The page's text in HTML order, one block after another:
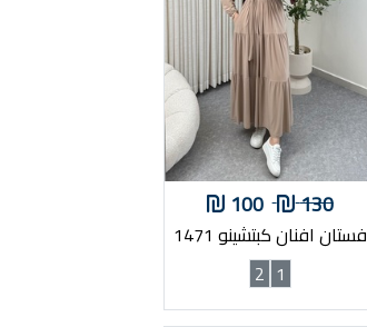
130
100
فستان افنان كبتشينو 1471
1
2